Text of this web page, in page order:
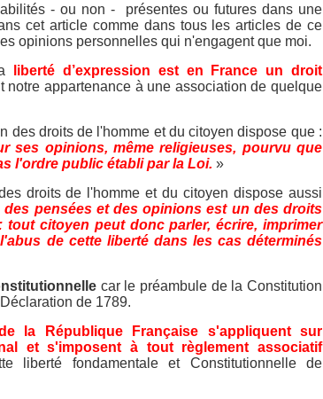
- ou non - présentes ou futures dans une
cet article comme dans tous les articles de ce
opinions personnelles qui n'engagent que moi.
liberté d’expression est en France un droit
notre appartenance à une association de quelque
des droits de l'homme et du citoyen dispose que :
ses opinions, même religieuses, pourvu que
l'ordre public établi par la Loi. »
droits de l'homme et du citoyen dispose aussi
pensées et des opinions est un des droits
citoyen peut donc parler, écrire, imprimer
de cette liberté dans les cas déterminés
car le préambule de la Constitution
de 1789.
la République Française s'appliquent sur
et s'imposent à tout règlement associatif
liberté fondamentale et Constitutionnelle de